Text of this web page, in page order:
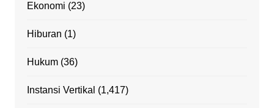
Ekonomi (23)
Hiburan (1)
Hukum(36)
Instansi Vertikal (1,417)